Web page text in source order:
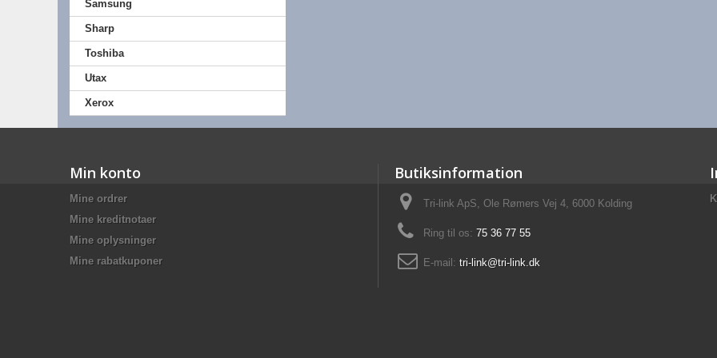
Samsung
Sharp
Toshiba
Utax
Xerox
Min konto
Mine ordrer
Mine kreditnotaer
Mine oplysninger
Mine rabatkuponer
Butiksinformation
Tri-link ApS, Ole Rømers Vej 4, 6000 Kolding
Ring til os: 75 36 77 55
E-mail: tri-link@tri-link.dk